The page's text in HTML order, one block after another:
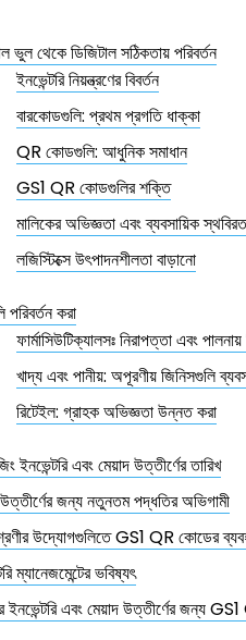
ভুল থেকে ডিজিটাল সঠিকতায় পরিবর্তন
ইনভেন্টরি নিয়ন্ত্রণের বিবর্তন
বারকোডগুলি: প্রথম প্রগতি ধাক্কা
QR কোডগুলি: আধুনিক সমাধান
GS1 QR কোডগুলির শক্তি
মালিকের অভিজ্ঞতা এবং ব্যবসায়িক
লজিস্টিক্সে উৎপাদনশীলতা বাড়ানো
পরিবর্তন করা
ফার্মাসিউটিক্যালসঃ নিরাপত্তা এবং
খাদ্য এবং পানীয়: অপূরণীয় জিনিসগুলি
রিটেইল: গ্রাহক অভিজ্ঞতা উন্নত করা
ইনভেন্টরি এবং মেয়াদ উত্তীর্ণের তারিখ
জন্য নতুনতম পদ্ধতির অভিগামী
উদ্যোগগুলিতে GS1 QR কোডের
ম্যানেজমেন্টের ভবিষ্যৎ
এবং মেয়াদ উত্তীর্ণের জন্য